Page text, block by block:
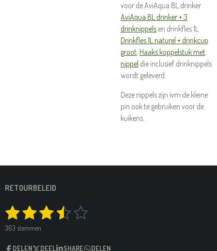
voor de AviAqua 8L drinker
AviAqua 8L drinker + 3
drinknippels en drinkfles 1L
Drinkfles 1L naturel + drinkcup
groot, Haaks koppelstuk met
nippel die inclusief drinknippels
wordt geleverd.
Deze nippels zijn ivm de kleine
pin ook te gebruiken voor de
kuikens.
RETOURBELEID
R
t
1
s
t
2
s
t
3
s
t
4
t
5
t
363 stemmen
DELEN DEEL SHARE DELEN